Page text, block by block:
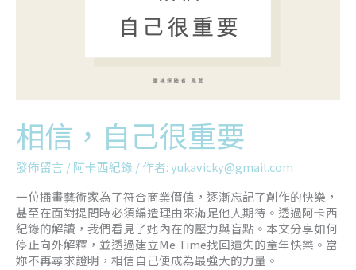
相信，自己很重要
發佈留言 /阿卡西紀錄 / 作者:yukavicky@gmail.com
一位插畫藝術家為了符合商業價值，逐漸忘記了創作的快樂，
甚至在面對提問時必須編造理由來滿足他人期待。透過阿卡西
紀錄的解讀，我們看見了她內在的壓力與盲點。本文分享如何
停止向外解釋，並透過建立Me Time找回遺失的童年快樂。當
妳不再尋求證明，相信自己便成為最強大的力量。